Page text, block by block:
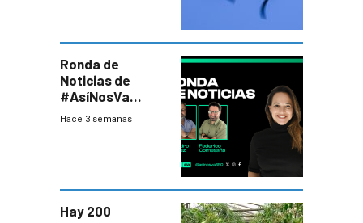
Ronda de
Noticias de
#AsíNosVa
(20/7/26)
Hace 3 semanas
Hay 200